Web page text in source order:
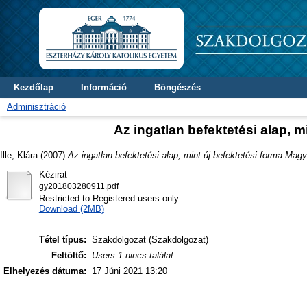
Kezdőlap Információ
Böngészés
Adminisztráció
Az ingatlan befektetési alap,
Ille, Klára (2007) Az ingatlan befektetési alap, mint új befektetési forma
Kézirat
gy201803280911.pdf
Restricted to Registered users only
Download (2MB)
Tétel típus: Szakdolgozat (Szakdolgozat)
Feltöltő:
Users 1 nincs találat.
Elhelyezés dátuma:
17 Júni 2021 13:20